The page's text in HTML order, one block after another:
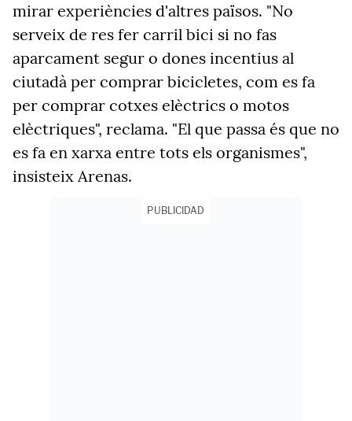
mirar experiències d'altres països. "No
serveix de res fer carril bici si no fas
aparcament segur o dones incentius al
ciutadà per comprar bicicletes, com es fa
per comprar cotxes elèctrics o motos
elèctriques", reclama. "El que passa és que no
es fa en xarxa entre tots els organismes",
insisteix Arenas.
PUBLICIDAD